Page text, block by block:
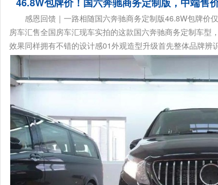
感恩回馈｜一路相随国六奔驰商务定制版46.8W包牌价
房车汇售全国房车汇现车实拍的这款国六奔驰商务定制车
效果同样拥有不错的设计感01外观造型升级首先整体品牌辨